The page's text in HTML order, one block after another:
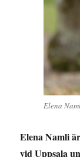
Elena
Elena Namli
vid Uppsala